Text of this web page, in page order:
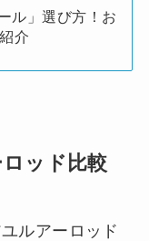
ル」選び方！お
介
ッド比較
ルアーロッド